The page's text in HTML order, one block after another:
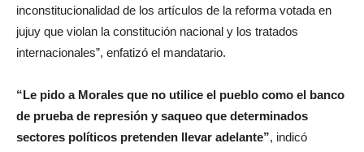
inconstitucionalidad de los artículos de la reforma votada en
jujuy que violan la constitución nacional y los tratados
internacionales”, enfatizó el mandatario.
“Le pido a Morales que no utilice el pueblo como el banco
de prueba de represión y saqueo que determinados
sectores políticos pretenden llevar adelante”, indicó